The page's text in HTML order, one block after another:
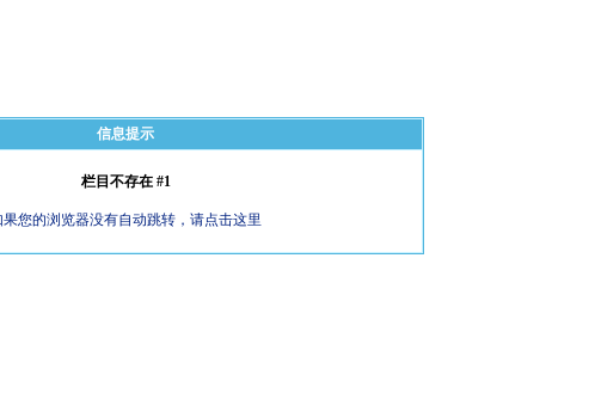
信息提示
栏目不存在 #1
果您的浏览器没有自动跳转，请点击这里